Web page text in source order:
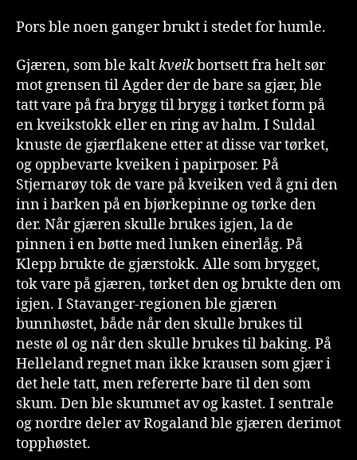
Pors ble noen ganger brukt i stedet for humle.
Gjæren, som ble kaltkveikbortsett fra helt sør
mot grensen til Agder der de bare sa gjær, ble
tatt vare på fra brygg til brygg i tørket form på
en kveikstokk eller en ring av halm. I Suldal
knuste de gjærflakene etter at disse var tørket,
og oppbevarte kveiken i papirposer. På
Stjernarøy tok de vare på kveiken ved å gni den
inn i barken på en bjørkepinne og tørke den
der. Når gjæren skulle brukes igjen, la de
pinnen i en bøtte med lunken einerlåg. På
Klepp brukte de gjærstokk. Alle som brygget,
tok vare på gjæren, tørket den og brukte den om
igjen. I Stavanger-regionen ble gjæren
bunnhøstet, både når den skulle brukes til
neste øl og når den skulle brukes til baking. På
Helleland regnet man ikke krausen som gjær i
det hele tatt, men refererte bare til den som
skum. Den ble skummet av og kastet. I sentrale
og nordre deler av Rogaland ble gjæren derimot
topphøstet.